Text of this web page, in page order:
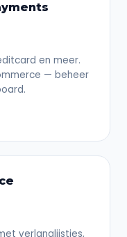
en meer.
— beheer
verlanglijstjes,